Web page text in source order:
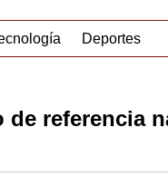
Deportes
referencia